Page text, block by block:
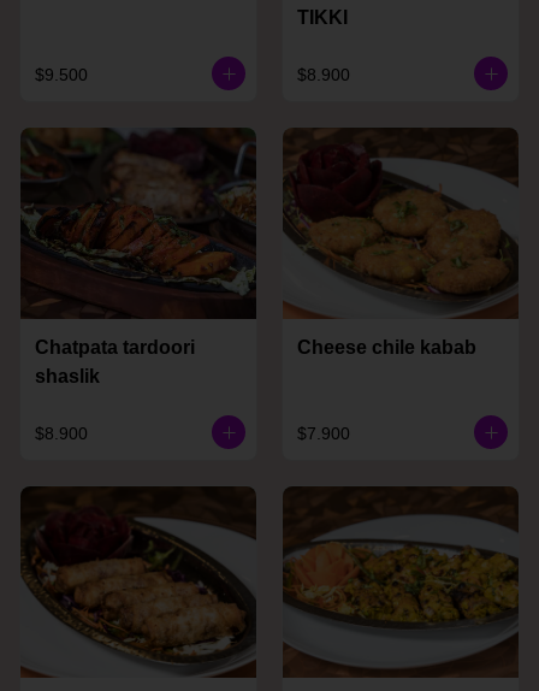
$9.500
TIKKI
$8.900
Chatpata tardoori
shaslik
$8.900
Cheese chile kabab
$7.900